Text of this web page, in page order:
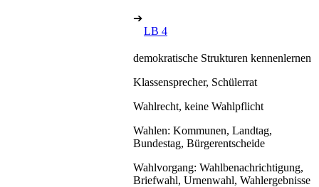
➔
LB 4
demokratische Strukturen kennenlernen
Klassensprecher, Schülerrat
Wahlrecht, keine Wahlpflicht
Wahlen: Kommunen, Landtag,
Bundestag, Bürgerentscheide
Wahlvorgang: Wahlbenachrichtigung,
Briefwahl, Urnenwahl, Wahlergebnisse